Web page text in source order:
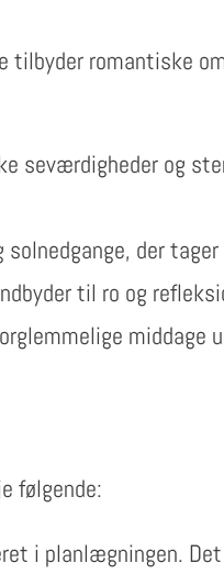
romantiske
seværdigheder og
solnedgange, der
til ro og
middage
følgende:
i planlægningen.